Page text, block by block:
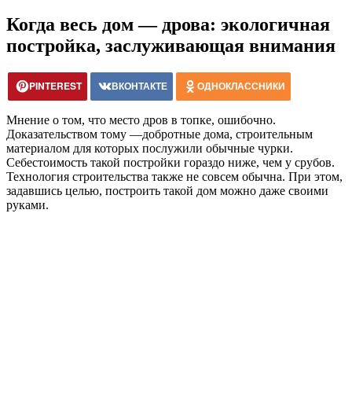
Когда весь дом — дрова: экологичная
постройка, заслуживающая внимания
PINTEREST ВКОНТАКТЕ ОДНОКЛАССНИКИ
Мнение о том, что место дров в топке, ошибочно.
Доказательством тому —добротные дома, строительным
материалом для которых послужили обычные чурки.
Себестоимость такой постройки гораздо ниже, чем у срубов.
Технология строительства также не совсем обычна. При этом,
задавшись целью, построить такой дом можно даже своими
руками.